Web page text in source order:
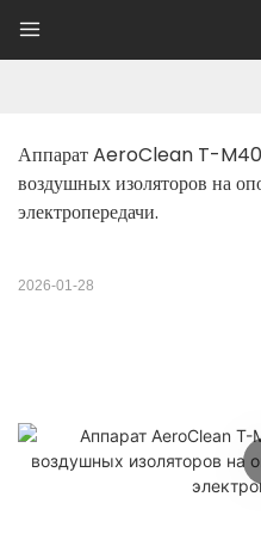
Аппарат AeroClean T-
воздушных изоляторов на
электропередачи.
2026-01-28